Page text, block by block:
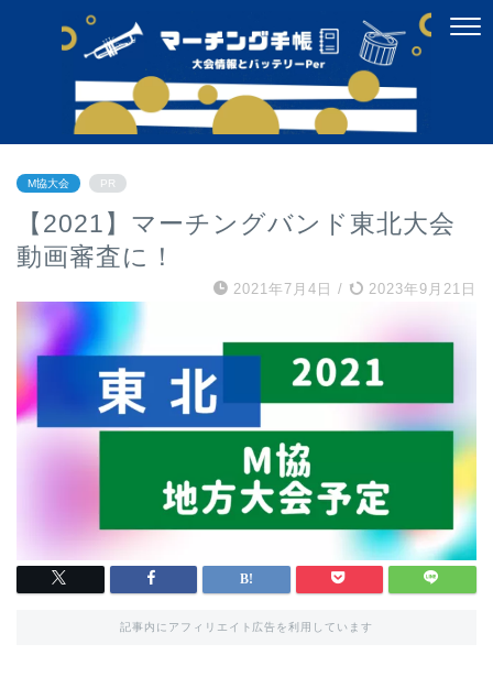
M協大会 PR
【2021】マーチングバンド東北大会
動画審査に！
2021年7月4日 / 2023年9月21日
記事内にアフィリエイト広告を利用しています